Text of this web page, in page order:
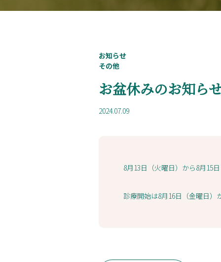
お知らせ
その他
お盆休みのお知ら
2024.07.09
8月13日（火曜日）から8月15
診療開始は8月16日（金曜日）